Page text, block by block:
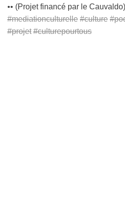
•• (Projet financé par le Cauvaldo)
#mediationculturelle #culture
#projet #culturepourtous